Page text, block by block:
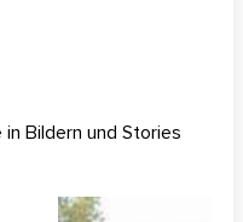
Bildern und Stories